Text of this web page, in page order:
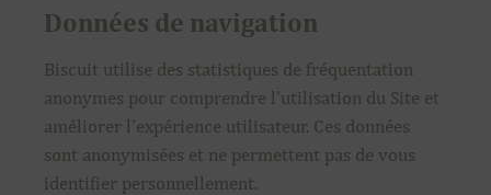
Données de navigation
Biscuit utilise des statistiques de fréquentation
anonymes pour comprendre l’utilisation du Site et
améliorer l’expérience utilisateur. Ces données
sont anonymisées et ne permettent pas de vous
identifier personnellement.